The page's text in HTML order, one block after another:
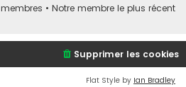
membres • Notre membre le plus récent
Supprimer les cookies
Flat Style by Ian Bradley